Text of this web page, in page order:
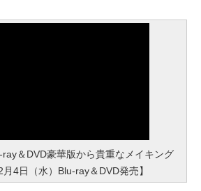
＆DVD豪華版から貴重なメイキング
4日（水）Blu-ray＆DVD発売】